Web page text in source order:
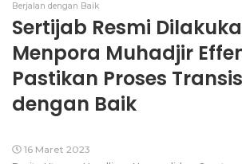
Berjalan dengan Baik
Sertijab Resmi
Menpora Muhadjir
Pastikan Proses
dengan Baik
16 Maret 2023